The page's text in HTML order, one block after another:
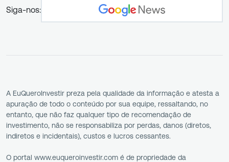
Siga-nos:
A EuQueroInvestir preza pela qualidade da informação e atesta a
apuração de todo o conteúdo por sua equipe, ressaltando, no
entanto, que não faz qualquer tipo de recomendação de
investimento, não se responsabiliza por perdas, danos (diretos,
indiretos e incidentais), custos e lucros cessantes.
O portal www.euqueroinvestir.com é de propriedade da